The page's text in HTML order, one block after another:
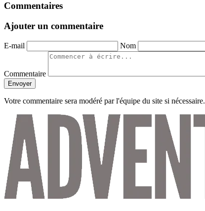
Commentaires
Ajouter un commentaire
E-mail Nom
Commentaire
Envoyer
Votre commentaire sera modéré par l'équipe du site si nécessaire.